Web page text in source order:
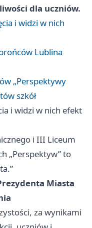
dla uczniów.
i widzi w nich
Lublina
„Perspektywy
szkół
i widzi w nich efekt
i III Liceum
„Perspektyw” to
Miasta
za wynikami